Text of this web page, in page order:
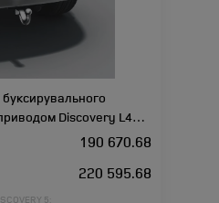
Discovery L462
190 670.68
220 595.68
5;